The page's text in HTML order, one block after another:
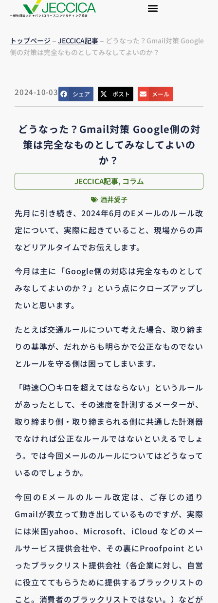
一般社団法人ジャパンEコマースコンサルティング協会
トップページ– JECCICA記事– どうなった？Gmail対策 Google
側の対策は完全なものとしてみなしてよいのか？
2024-10-03 シェア ポスト メール
どうなった？Gmail対策 Google側の対
策は完全なものとしてみなしてよいの
か？
JECCICA記事, コラム
酒井愛子
先月に引き続き、2024年6月のEメールのルール改
定について、実際に起きていること、現場からの声
などリアルタイムでお伝えします。
今月は主に「Google側の対応は完全なものとして
みなしてよいのか？」という点にクローズアップし
たいと思います。
たとえば交通ルールについて考えた場合、取り締ま
りの基準が、だれからも明らかで公正なものでない
とルールを守る側は困ってしまいます。
「時速〇〇キロを超えてはならない」というルール
があったとして、その速度を計測するメーターが、
取り締まり側・取り締まられる側に共通した計測器
でなければ公正なルールではないといえるでしょ
う。では今回メールのルールについてはどうなって
いるのでしょうか。
今回のEメールのルール改定は、ご存じの通り
Gmailが表立って動き出しているものですが、実際
には米国yahoo、Microsoft、iCloud などのメー
ルサービス提供会社や、その裏にProofpoint とい
ったブラックリスト提供会社（各企業に対し、自営
に役立ててもらうために提供するブラックリストの
こと。消費者のブラックリストではない。）などが